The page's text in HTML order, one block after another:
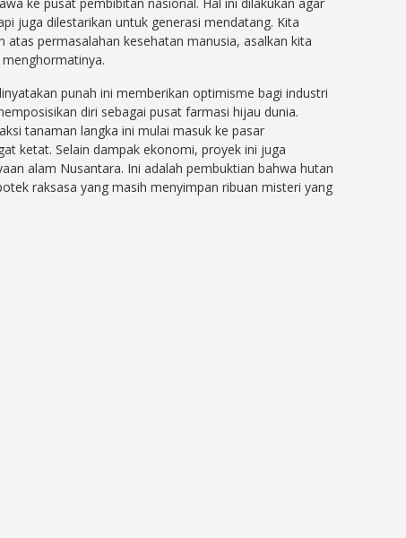
juga dilestarikan untuk generasi mendatang. Kita
permasalahan kesehatan manusia, asalkan kita
punah ini memberikan optimisme bagi industri
diri sebagai pusat farmasi hijau dunia.
tanaman langka ini mulai masuk ke pasar
ketat. Selain dampak ekonomi, proyek ini juga
alam Nusantara. Ini adalah pembuktian bahwa hutan
raksasa yang masih menyimpan ribuan misteri yang